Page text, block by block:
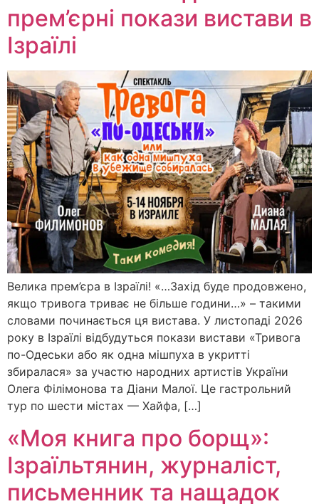
прем’єрні покази вистави в
Ізраїлі
Велика прем’єра в Ізраїлі! «…Захід буде продовжено,
якщо тривога триває не більше години…» – такими
словами починається ця вистава. У листопаді 2026
року в Ізраїлі відбудуться покази вистави «Тривога
по-Одеськи або як одна мішпуха в укритті
збиралася» за участю народних артистів України
Олега Філімонова та Діани Малої. Це гастрольний
тур по шести містах — Хайфа, […]
«Моя книга про борщ»:
Ізраїльтянин, журналіст,
письменник та нащадок